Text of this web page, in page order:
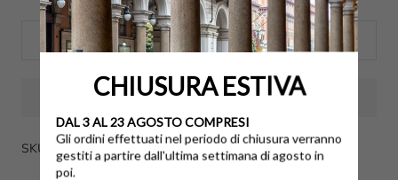
ADD TO CART
SKU: 0000062381PEUTEREYGRIGIO-46
CHIUSURA ESTIVA
DAL 3 AL 23 AGOSTO COMPRESI
Gli ordini effettuati nel periodo di chiusura verranno
gestiti a partire dall'ultima settimana di agosto in
poi.